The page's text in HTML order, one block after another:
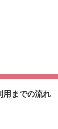
用までの流れ